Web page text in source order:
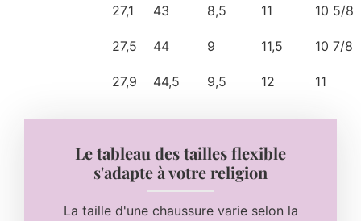
Le tableau des tailles flexible
s'adapte à votre religion
La taille d'une chaussure varie selon la
27,1 43 8,5 11 10 5/8
27,5 44 9 11,5 10 7/8
27,9 44,5 9,5 12 11